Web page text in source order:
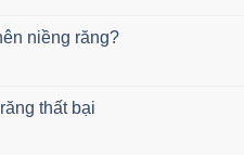
niềng răng?
thất bại